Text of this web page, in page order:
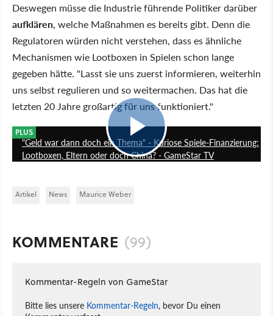
Deswegen müsse die Industrie führende Politiker darüber
aufklären, welche Maßnahmen es bereits gibt. Denn die
Regulatoren würden nicht verstehen, dass es ähnliche
Mechanismen wie Lootboxen in Spielen schon lange
gegeben hätte. "Lasst sie uns zuerst informieren, weiterhin
uns selbst regulieren und so weitermachen. Das hat die
letzten 20 Jahre großartig für uns funktioniert."
PLUS
"Geld war dann doch ein Thema" - Kuriose Spiele-Finanzierung:
Lootboxen, Eltern oder doch China? - GameStar TV
Artikel News Maurice Weber
KOMMENTARE (99)
Kommentar-Regeln von GameStar
Bitte lies unsere Kommentar-Regeln, bevor Du einen